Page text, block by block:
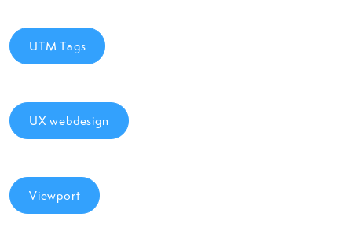
UTM Tags
UX webdesign
Viewport